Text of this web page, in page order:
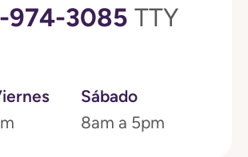
974-3085 TTY
Sábado
8am a 5pm